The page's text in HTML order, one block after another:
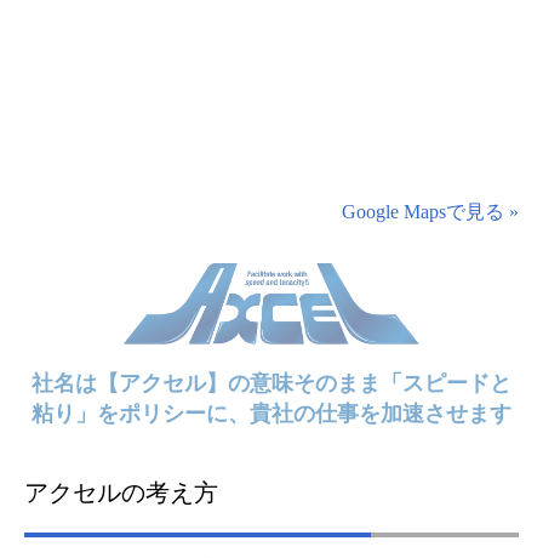
Google Mapsで見る »
社名は【アクセル】の意味そのまま「スピードと
粘り」をポリシーに、貴社の仕事を加速させます
アクセルの考え方